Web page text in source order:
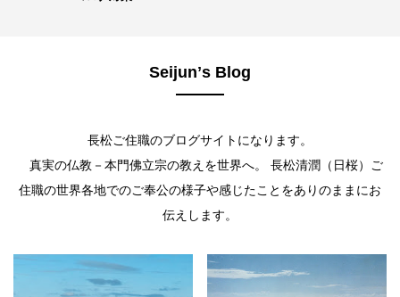
Seijunʼs Blog
長松ご住職のブログサイトになります。
真実の仏教－本門佛立宗の教えを世界へ。 長松清潤（日桜）ご
住職の世界各地でのご奉公の様子や感じたことをありのままにお
伝えします。